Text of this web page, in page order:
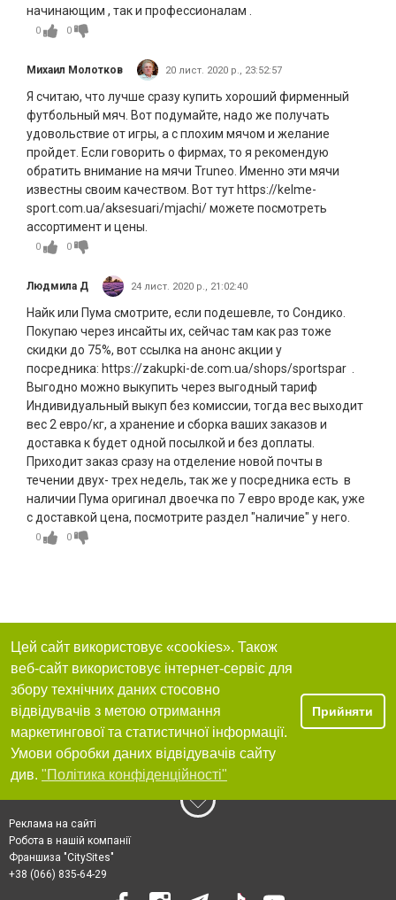
начинающим , так и профессионалам .
0 0
Михаил Молотков 20 лист. 2020 р., 23:52:57
Я считаю, что лучше сразу купить хороший фирменный
футбольный мяч. Вот подумайте, надо же получать
удовольствие от игры, а с плохим мячом и желание
пройдет. Если говорить о фирмах, то я рекомендую
обратить внимание на мячи Truneo. Именно эти мячи
известны своим качеством. Вот тут https://kelme-
sport.com.ua/aksesuari/mjachi/ можете посмотреть
ассортимент и цены.
0 0
Людмила Д 24 лист. 2020 р., 21:02:40
Найк или Пума смотрите, если подешевле, то Сондико.
Покупаю через инсайты их, сейчас там как раз тоже
скидки до 75%, вот ссылка на анонс акции у
посредника: https://zakupki-de.com.ua/shops/sportspar .
Выгодно можно выкупить через выгодный тариф
Индивидуальный выкуп без комиссии, тогда вес выходит
вес 2 евро/кг, а хранение и сборка ваших заказов и
доставка к будет одной посылкой и без доплаты.
Приходит заказ сразу на отделение новой почты в
течении двух- трех недель, так же у посредника есть в
наличии Пума оригинал двоечка по 7 евро вроде как, уже
с доставкой цена, посмотрите раздел "наличие" у него.
0 0
Цей сайт використовує «cookies». Також
веб-сайт використовує інтернет-сервіс для
збору технічних даних стосовно
відвідувачів з метою отримання
маркетингової та статистичної інформації.
Умови обробки даних відвідувачів сайту
див. "Політика конфіденційності"
Прийняти
Реклама на сайті
Робота в нашій компанії
Франшиза "CitySites"
+38 (066) 835-64-29